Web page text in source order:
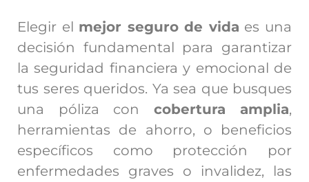
Elegir el mejor seguro de vida es una
decisión fundamental para garantizar
la seguridad financiera y emocional de
tus seres queridos. Ya sea que busques
una póliza con cobertura amplia,
herramientas de ahorro, o beneficios
específicos como protección por
enfermedades graves o invalidez, las